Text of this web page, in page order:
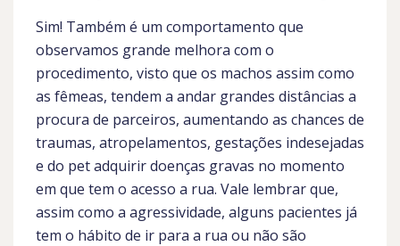
Sim! Também é um comportamento que
observamos grande melhora com o
procedimento, visto que os machos assim como
as fêmeas, tendem a andar grandes distâncias a
procura de parceiros, aumentando as chances de
traumas, atropelamentos, gestações indesejadas
e do pet adquirir doenças gravas no momento
em que tem o acesso a rua. Vale lembrar que,
assim como a agressividade, alguns pacientes já
tem o hábito de ir para a rua ou não são